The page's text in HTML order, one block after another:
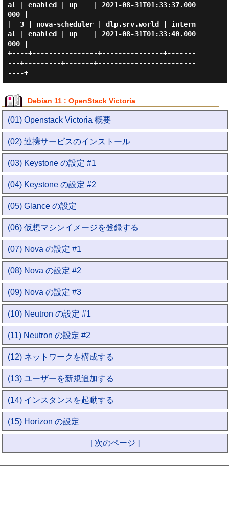
al | enabled | up    | 2021-08-31T01:33:37.000
000 |
|  3 | nova-scheduler | dlp.srv.world | intern
al | enabled | up    | 2021-08-31T01:33:40.000
000 |
+----+----------------+---------------+-------
---+---------+-------+------------------------
----+
Debian 11 : OpenStack Victoria
(01) Openstack Victoria 概要
(02) 連携サービスのインストール
(03) Keystone の設定 #1
(04) Keystone の設定 #2
(05) Glance の設定
(06) 仮想マシンイメージを登録する
(07) Nova の設定 #1
(08) Nova の設定 #2
(09) Nova の設定 #3
(10) Neutron の設定 #1
(11) Neutron の設定 #2
(12) ネットワークを構成する
(13) ユーザーを新規追加する
(14) インスタンスを起動する
(15) Horizon の設定
[ 次のページ ]